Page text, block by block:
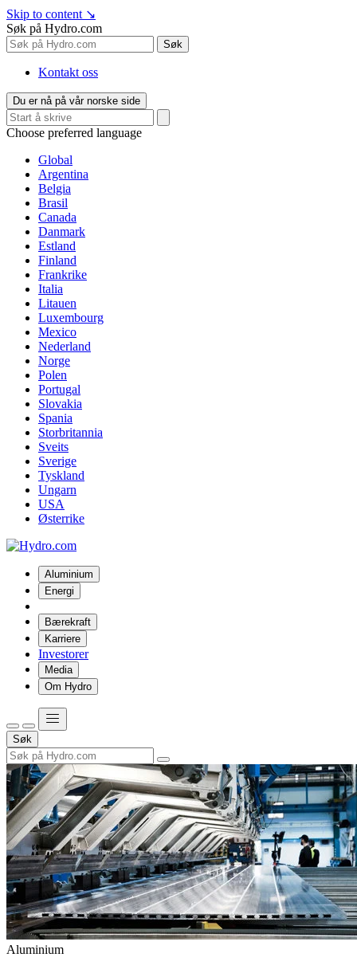
Skip to content ↘
Søk på Hydro.com
Søk
Kontakt oss
Du er nå på vår norske side
Choose preferred language
Global
Argentina
Belgia
Brasil
Canada
Danmark
Estland
Finland
Frankrike
Italia
Litauen
Luxembourg
Mexico
Nederland
Norge
Polen
Portugal
Slovakia
Spania
Storbritannia
Sveits
Sverige
Tyskland
Ungarn
USA
Østerrike
Aluminium
Energi
Bærekraft
Karriere
Investorer
Media
Om Hydro
Søk
Aluminium